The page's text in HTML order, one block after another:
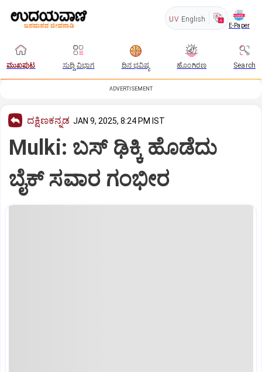
UV English
E-Paper
ಮುಖಪುಟ ಸುದ್ದಿ ವಿಭಾಗ ದಿನ ಭವಿಷ್ಯ ಹೊಂಗಿರಣ Search
ADVERTISEMENT
ದಕ್ಷಿಣಕನ್ನಡ JAN 9, 2025, 8:24 PM IST
Mulki: ಬಸ್‌ ಢಿಕ್ಕಿ ಹೊಡೆದು
ಬೈಕ್‌ ಸವಾರ ಗಂಭೀರ